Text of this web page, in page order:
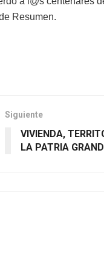
Resumen.
Siguiente
VIVIENDA,
LA PATRIA